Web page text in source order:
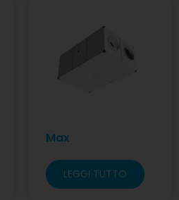
Max
LEGGI TUTTO